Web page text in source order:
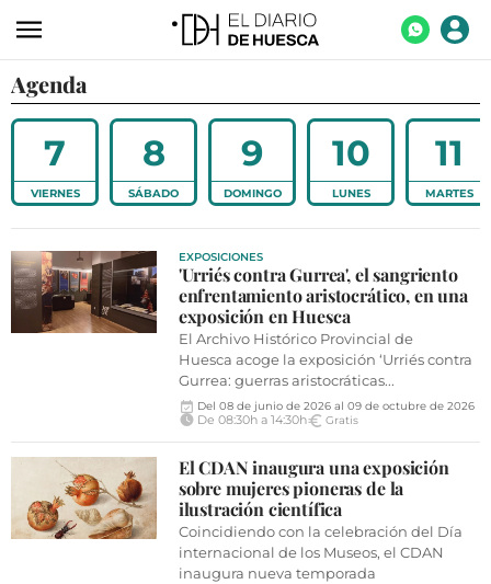
ACTUALIDAD
ECONOMÍA
TECNOLOGÍA
TURISMO
AGROALIMENTACIÓN
DEPORTES
CULTURA
VÍDEOS
CONTACTAR
FIESTAS EN EL ALTO ARAGÓN
Agenda
7
VIERNES
8
SÁBADO
9
DOMINGO
10
LUNES
11
MARTES
EXPOSICIONES
'Urriés contra Gurrea', el sangriento
enfrentamiento aristocrático, en una
exposición en Huesca
El Archivo Histórico Provincial de
Huesca acoge la exposición ‘Urriés contra
Gurrea: guerras aristocráticas...
Del 08 de junio de 2026 al 09 de octubre de 2026
De 08:30h a 14:30h Gratis
El CDAN inaugura una exposición
sobre mujeres pioneras de la
ilustración científica
Coincidiendo con la celebración del Día
internacional de los Museos, el CDAN
inaugura nueva temporada